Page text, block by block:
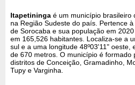
Itapetininga é um município brasileiro
na Região Sudeste do país. Pertence
de Sorocaba e sua população em
em 165,526 habitantes. Localiza-se a
sul e a uma longitude 48º03'11" oeste,
de 670 metros. O município é formado
distritos de Conceição, Gramadinho,
Tupy e Varginha.